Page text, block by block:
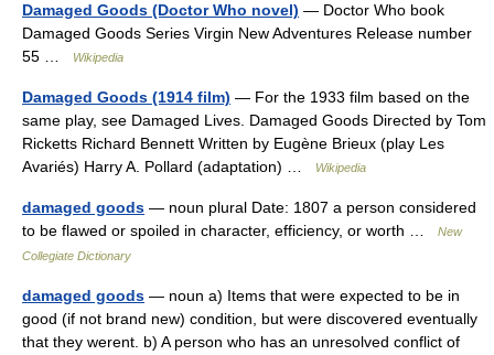
Damaged Goods (Doctor Who novel) — Doctor Who book
Damaged Goods Series Virgin New Adventures Release number
55 …
Wikipedia
Damaged Goods (1914 film) — For the 1933 film based on the
same play, see Damaged Lives. Damaged Goods Directed by Tom
Ricketts Richard Bennett Written by Eugène Brieux (play Les
Avariés) Harry A. Pollard (adaptation) …
Wikipedia
damaged goods — noun plural Date: 1807 a person considered
to be flawed or spoiled in character, efficiency, or worth …
New
Collegiate Dictionary
damaged goods — noun a) Items that were expected to be in
good (if not brand new) condition, but were discovered eventually
that they werent. b) A person who has an unresolved conflict of